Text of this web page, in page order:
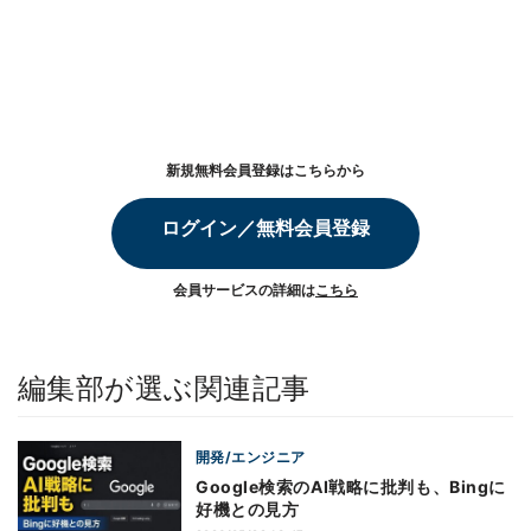
新規無料会員登録はこちらから
ログイン／無料会員登録
会員サービスの詳細はこちら
編集部が選ぶ関連記事
開発/エンジニア
Google検索のAI戦略に批判も、Bingに
好機との見方